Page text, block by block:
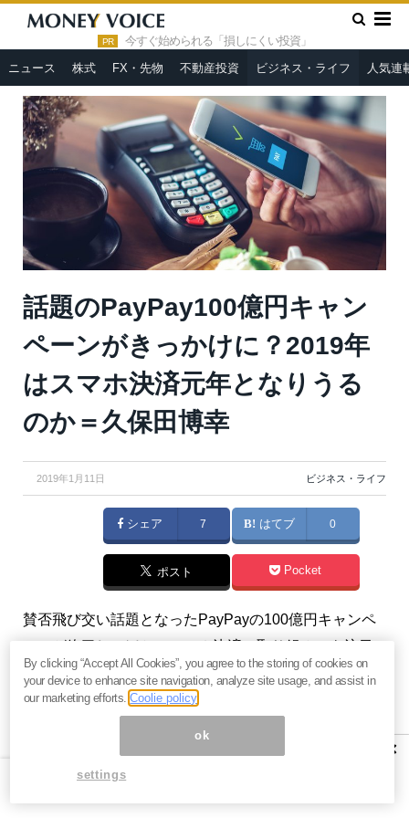
PR 今すぐ始められる「損しにくい投資」
ニュース 株式 FX・先物 不動産投資 ビジネス・ライフ 人気連
HOME » ビジネス・ライフ
話題のPayPay100億円キャンペ
ーンがきっかけに？2019年はスマホ決済元年となりうるのか＝久保
話題のPayPay100億円キャン
ペーンがきっかけに？2019年
はスマホ決済元年となりうる
のか＝久保田博幸
2019年1月11日 ビジネス・ライフ
シェア 7 はてブ 0
ポスト Pocket
賛否飛び交い話題となったPayPayの100億円キャンペ
ーンが終了し、ほかのスマホ決済の取り組みにも注目
が集まるようになってきた。2019年はスマホ決済元年
となるのか？（『牛さん熊さんの本日の債券
×
By clicking “Accept All Cookies”, you agree to the storing of cookies on
your device to enhance site navigation, analyze site usage, and assist in
our marketing efforts.Coolie policy
ok
settings